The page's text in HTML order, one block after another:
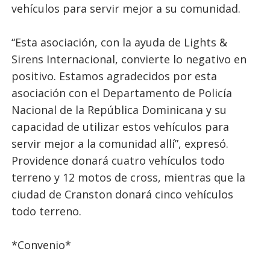
vehículos para servir mejor a su comunidad.
“Esta asociación, con la ayuda de Lights &
Sirens Internacional, convierte lo negativo en
positivo. Estamos agradecidos por esta
asociación con el Departamento de Policía
Nacional de la República Dominicana y su
capacidad de utilizar estos vehículos para
servir mejor a la comunidad allí”, expresó.
Providence donará cuatro vehículos todo
terreno y 12 motos de cross, mientras que la
ciudad de Cranston donará cinco vehículos
todo terreno.
*Convenio*